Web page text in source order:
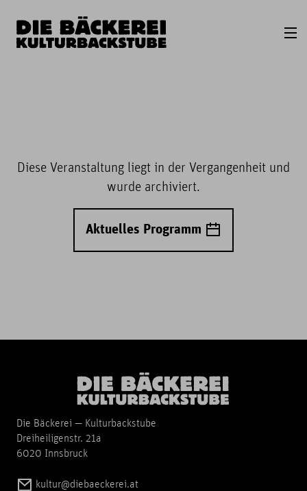
Diese Veranstaltung liegt in der Vergangenheit und
wurde archiviert.
Aktuelles Programm
Die Bäckerei — Kulturbackstube
Dreiheiligenstr. 21a
6020 Innsbruck
kultur@diebaeckerei.at